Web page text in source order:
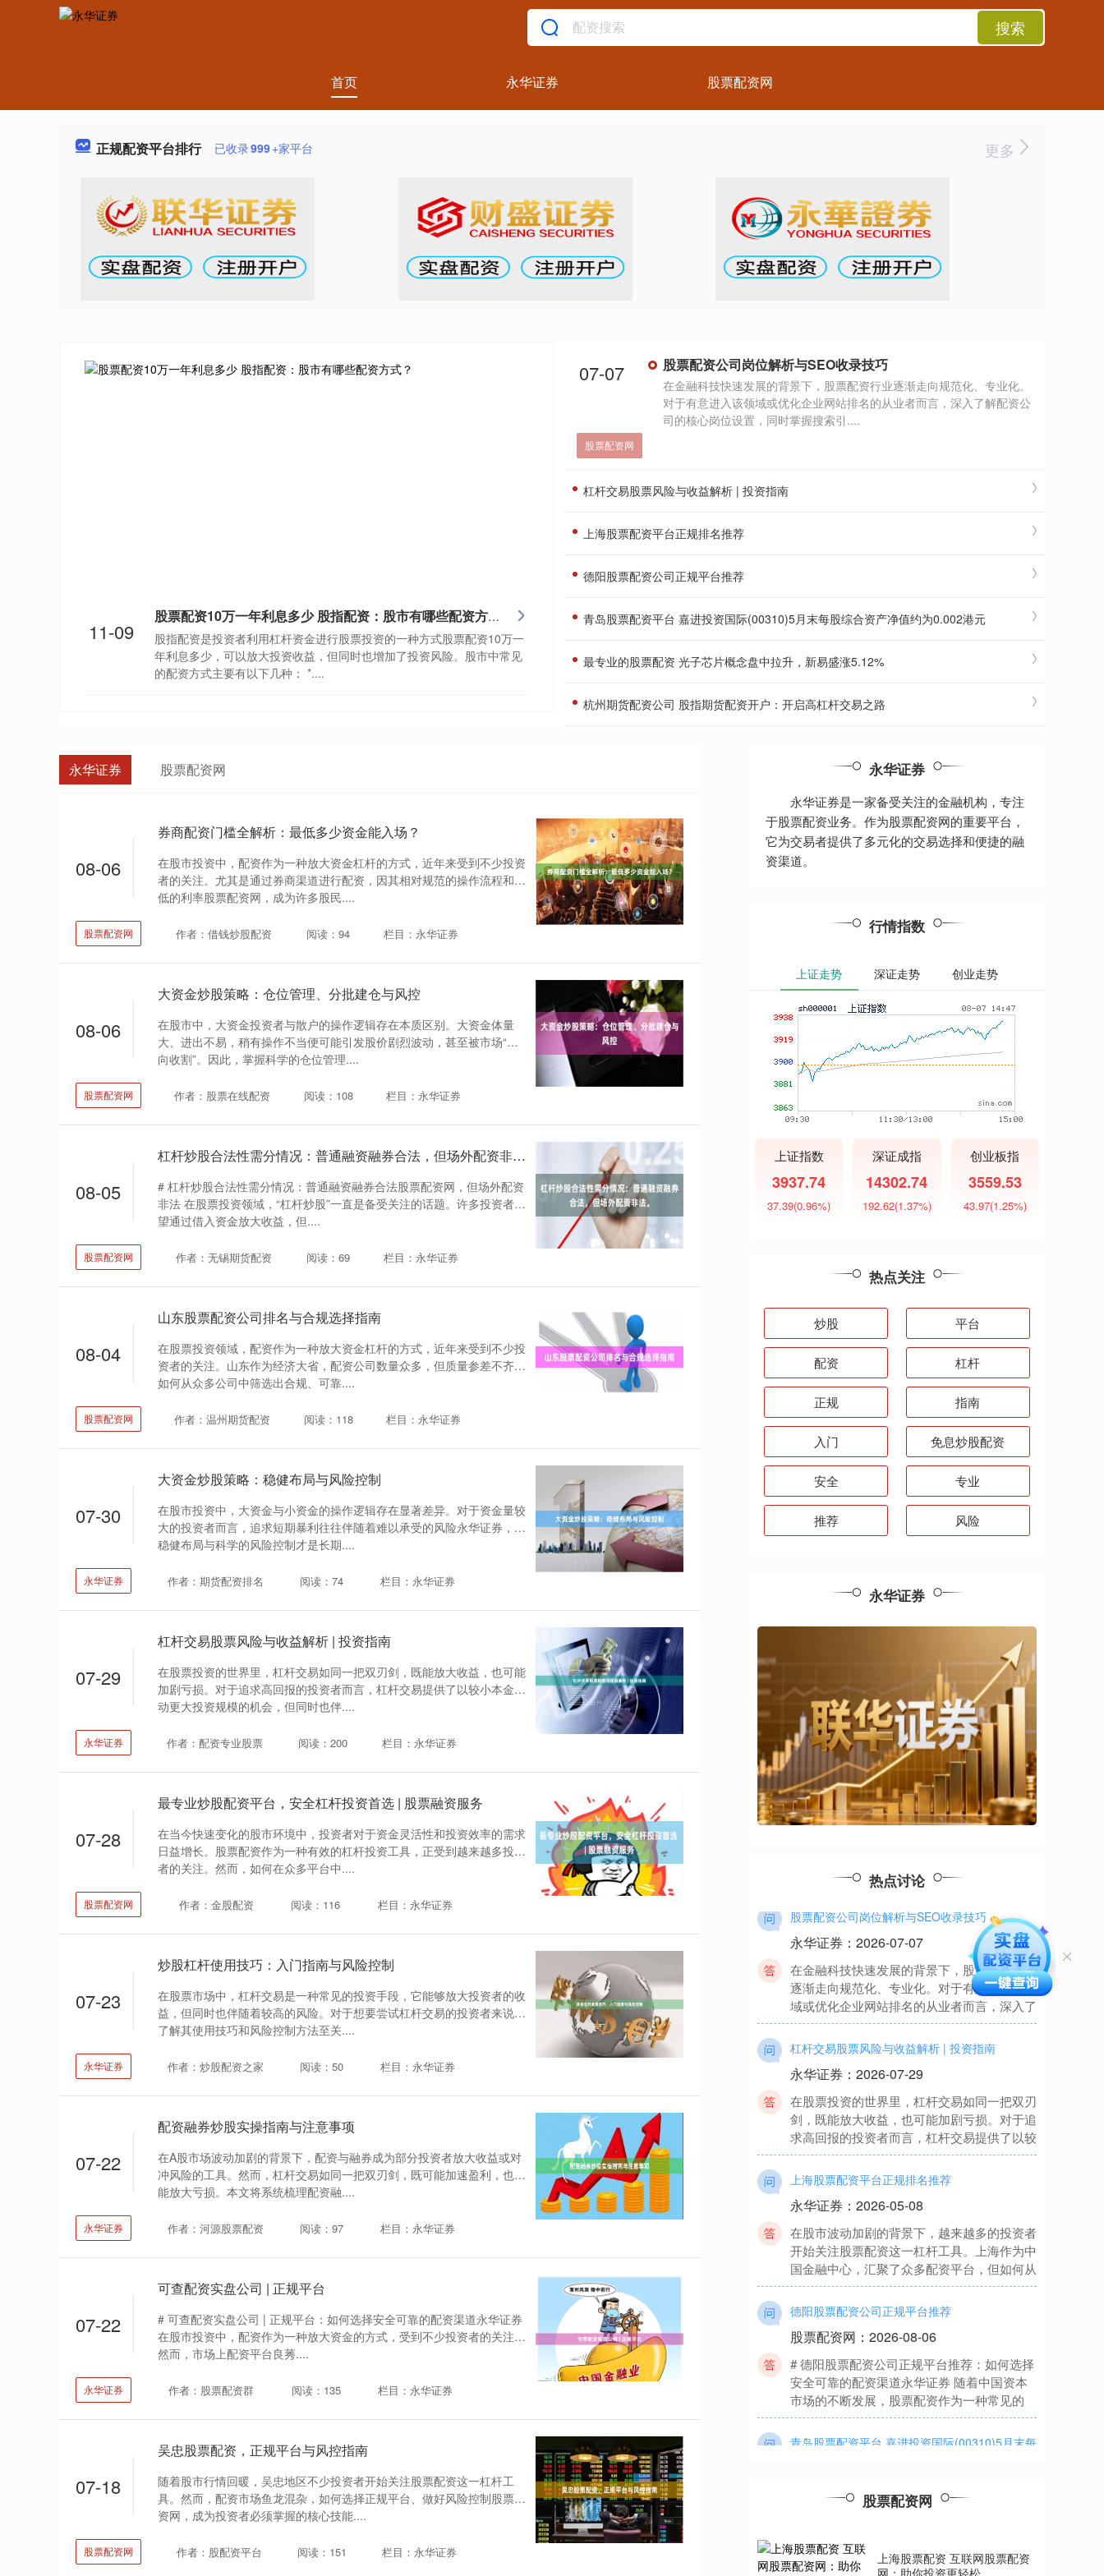
搜索
首页 永华证券 股票配资网
正规配资平台排行 已收录999+家平台 更多
股票配资10万一年利息多少 股指配资：股市有哪些配资方式？
股指配资是投资者利用杠杆资金进行股票投资的一种方式股票配资10万一
年利息多少，可以放大投资收益，但同时也增加了投资风险。股市中常见
的配资方式主要有以下几种： *....
11-09
股票配资公司岗位解析与SEO收录技巧
在金融科技快速发展的背景下，股票配资行业逐渐走向规范化、专业化。
对于有意进入该领域或优化企业网站排名的从业者而言，深入了解配资公
司的核心岗位设置，同时掌握搜索引....
07-07
股票配资网
杠杆交易股票风险与收益解析 | 投资指南
上海股票配资平台正规排名推荐
德阳股票配资公司正规平台推荐
青岛股票配资平台 嘉进投资国际(00310)5月末每股综合资产净值约为0.002港元
最专业的股票配资 光子芯片概念盘中拉升，新易盛涨5.12%
杭州期货配资公司 股指期货配资开户：开启高杠杆交易之路
永华证券 股票配资网
08-06
券商配资门槛全解析：最低多少资金能入场？
在股市投资中，配资作为一种放大资金杠杆的方式，近年来受到不少投资
者的关注。尤其是通过券商渠道进行配资，因其相对规范的操作流程和较
低的利率股票配资网，成为许多股民....
股票配资网 作者：借钱炒股配资 阅读：94 栏目：永华证券
08-06
大资金炒股策略：仓位管理、分批建仓与风控
在股市中，大资金投资者与散户的操作逻辑存在本质区别。大资金体量
大、进出不易，稍有操作不当便可能引发股价剧烈波动，甚至被市场“反
向收割”。因此，掌握科学的仓位管理....
股票配资网 作者：股票在线配资 阅读：108 栏目：永华证券
08-05
杠杆炒股合法性需分情况：普通融资融券合法，但场外配资非法。
# 杠杆炒股合法性需分情况：普通融资融券合法股票配资网，但场外配资
非法 在股票投资领域，“杠杆炒股”一直是备受关注的话题。许多投资者希
望通过借入资金放大收益，但....
股票配资网 作者：无锡期货配资 阅读：69 栏目：永华证券
08-04
山东股票配资公司排名与合规选择指南
在股票投资领域，配资作为一种放大资金杠杆的方式，近年来受到不少投
资者的关注。山东作为经济大省，配资公司数量众多，但质量参差不齐。
如何从众多公司中筛选出合规、可靠....
股票配资网 作者：温州期货配资 阅读：118 栏目：永华证券
07-30
大资金炒股策略：稳健布局与风险控制
在股市投资中，大资金与小资金的操作逻辑存在显著差异。对于资金量较
大的投资者而言，追求短期暴利往往伴随着难以承受的风险永华证券，而
稳健布局与科学的风险控制才是长期....
永华证券 作者：期货配资排名 阅读：74 栏目：永华证券
07-29
杠杆交易股票风险与收益解析 | 投资指南
在股票投资的世界里，杠杆交易如同一把双刃剑，既能放大收益，也可能
加剧亏损。对于追求高回报的投资者而言，杠杆交易提供了以较小本金撬
动更大投资规模的机会，但同时也伴....
永华证券 作者：配资专业股票 阅读：200 栏目：永华证券
07-28
最专业炒股配资平台，安全杠杆投资首选 | 股票融资服务
在当今快速变化的股市环境中，投资者对于资金灵活性和投资效率的需求
日益增长。股票配资作为一种有效的杠杆投资工具，正受到越来越多投资
者的关注。然而，如何在众多平台中....
股票配资网 作者：金股配资 阅读：116 栏目：永华证券
07-23
炒股杠杆使用技巧：入门指南与风险控制
在股票市场中，杠杆交易是一种常见的投资手段，它能够放大投资者的收
益，但同时也伴随着较高的风险。对于想要尝试杠杆交易的投资者来说，
了解其使用技巧和风险控制方法至关....
永华证券 作者：炒股配资之家 阅读：50 栏目：永华证券
07-22
配资融券炒股实操指南与注意事项
在A股市场波动加剧的背景下，配资与融券成为部分投资者放大收益或对
冲风险的工具。然而，杠杆交易如同一把双刃剑，既可能加速盈利，也可
能放大亏损。本文将系统梳理配资融....
永华证券 作者：河源股票配资 阅读：97 栏目：永华证券
07-22
可查配资实盘公司 | 正规平台
# 可查配资实盘公司 | 正规平台：如何选择安全可靠的配资渠道永华证券
在股市投资中，配资作为一种放大资金的方式，受到不少投资者的关注。
然而，市场上配资平台良莠....
永华证券 作者：股票配资群 阅读：135 栏目：永华证券
07-18
吴忠股票配资，正规平台与风控指南
随着股市行情回暖，吴忠地区不少投资者开始关注股票配资这一杠杆工
具。然而，配资市场鱼龙混杂，如何选择正规平台、做好风险控制股票配
资网，成为投资者必须掌握的核心技能....
股票配资网 作者：股配资平台 阅读：151 栏目：永华证券
永华证券
永华证券是一家备受关注的金融机构，专注
于股票配资业务。作为股票配资网的重要平台，
它为交易者提供了多元化的交易选择和便捷的融
资渠道。
行情指数
上证走势 深证走势 创业走势
上证指数
3937.74
37.39(0.96%)
深证成指
14302.74
192.62(1.37%)
创业板指
3559.53
43.97(1.25%)
热点关注
炒股 平台
配资 杠杆
正规 指南
入门 免息炒股配资
安全 专业
推荐 风险
永华证券
热点讨论
股票配资10万一年利息多少 股指配资：股市有哪
些配资方式？
永华证券：2025-11-09
股指配资是投资者利用杠杆资金进行股票投资
永华证券：2026-07-07
在金融科技快速发展的背景下，股票配资行业
逐渐走向规范化、专业化。对于有意进入该领
域或优化企业网站排名的从业者而言，深入了
杠杆交易股票风险与收益解析 | 投资指南
永华证券：2026-07-29
在股票投资的世界里，杠杆交易如同一把双刃
剑，既能放大收益，也可能加剧亏损。对于追
求高回报的投资者而言，杠杆交易提供了以较
上海股票配资平台正规排名推荐
永华证券：2026-05-08
在股市波动加剧的背景下，越来越多的投资者
开始关注股票配资这一杠杆工具。上海作为中
国金融中心，汇聚了众多配资平台，但如何从
德阳股票配资公司正规平台推荐
股票配资网：2026-08-06
# 德阳股票配资公司正规平台推荐：如何选择
安全可靠的配资渠道永华证券 随着中国资本
市场的不断发展，股票配资作为一种常见的
青岛股票配资平台 嘉进投资国际(00310)5月末每
股综合资产净值约为0.002港元
嘉进投资国际(00310)发布公告青岛股票配资
平台，公司于2024年5月31日的每股股份的未
最专业的股票配资 光子芯片概念盘中拉升，新易
股票配资网
上海股票配资 互联网股票配资